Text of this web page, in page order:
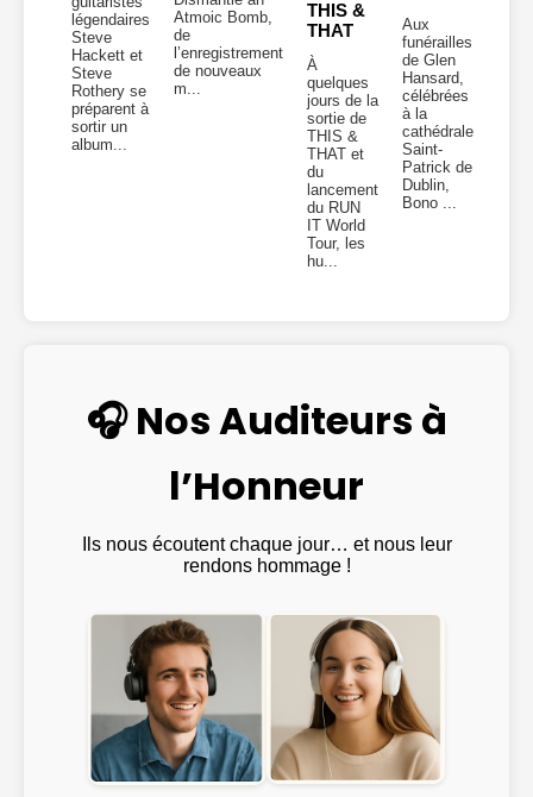
légendaires
Steve
Hackett et
Steve
Rothery se
préparent à
sortir un
album...
Atmoic Bomb,
de
l’enregistrement
de nouveaux
m...
THIS &
THAT
À
quelques
jours de la
sortie de
THIS &
THAT et
du
lancement
du RUN
IT World
Tour, les
hu...
Aux
funérailles
de Glen
Hansard,
célébrées
à la
cathédrale
Saint-
Patrick de
Dublin,
Bono ...
🎧 Nos Auditeurs à
l’Honneur
Ils nous écoutent chaque jour… et nous leur
rendons hommage !